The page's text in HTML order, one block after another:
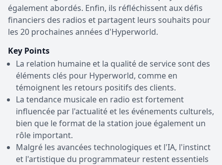
également abordés. Enfin, ils réfléchissent aux défis
financiers des radios et partagent leurs souhaits pour
les 20 prochaines années d'Hyperworld.
Key Points
La relation humaine et la qualité de service sont des
éléments clés pour Hyperworld, comme en
témoignent les retours positifs des clients.
La tendance musicale en radio est fortement
influencée par l'actualité et les événements culturels,
bien que le format de la station joue également un
rôle important.
Malgré les avancées technologiques et l'IA, l'instinct
et l'artistique du programmateur restent essentiels